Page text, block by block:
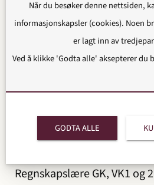
2014-2016
Bedriftsøkonomi,
Økonomistyring I,
Sarpsborg
Regnskapslære GK, VK1 og
Når du besøker denne nettsiden,
informasjonskapsler (cookies). Noen
er lagt inn av
Ved å klikke 'Godta alle' aksepterer du
GODTA ALLE